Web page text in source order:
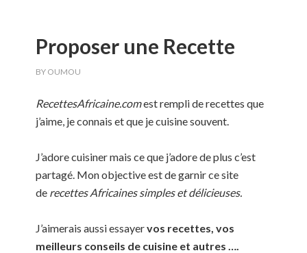
Proposer une Recette
BY OUMOU
RecettesAfricaine.comest rempli de recettes que
j’aime, je connais et que je cuisine souvent.
J’adore cuisiner mais ce que j’adore de plus c’est
partagé. Mon objective est de garnir ce site
de recettes Africaines simples et délicieuses.
J’aimerais aussi essayervos recettes, vos
meilleurs conseils de cuisine et autres ….